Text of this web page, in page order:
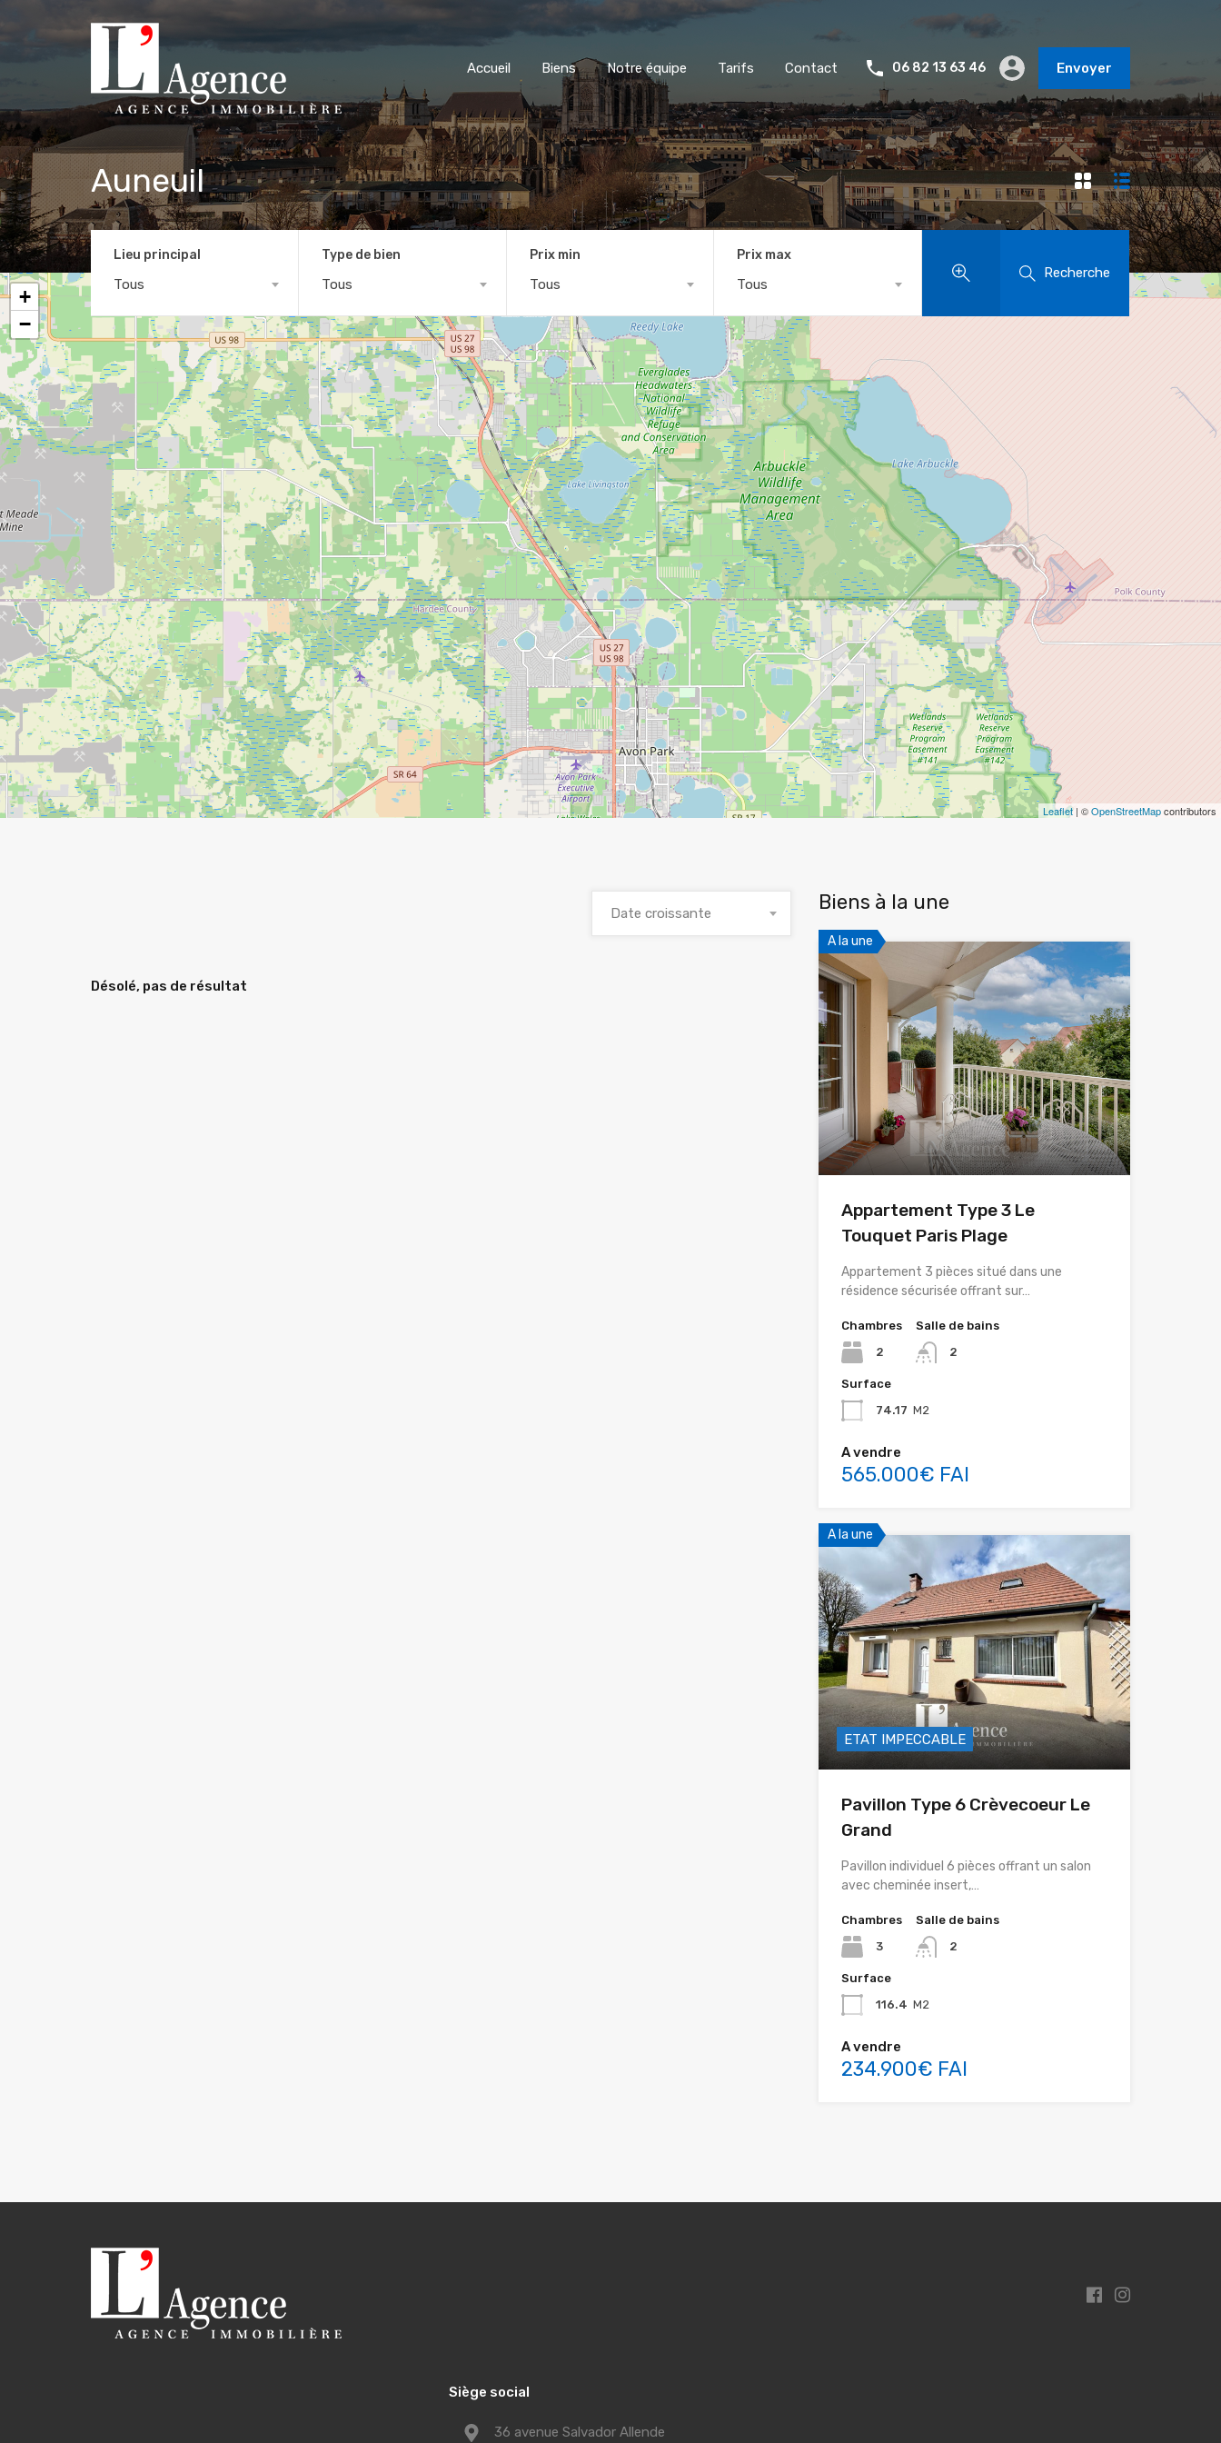
Accueil Biens Notre équipe Tarifs Contact 06 82 13 63 46 Envoyer
Auneuil
Lieu principal
Tous
Type de bien
Tous
Prix min
Tous
Prix max
Tous
Recherche
+
−
Leaflet| ©OpenStreetMapcontributors
Date croissante
Désolé, pas de résultat
Biens à la une
A la une
Appartement Type 3 Le
Touquet Paris Plage
Appartement 3 pièces situé dans une
résidence sécurisée offrant sur…
Chambres
2
Salle de bains
2
Surface
74.17 M2
A vendre
565.000€ FAI
A la une
ETAT IMPECCABLE
Pavillon Type 6 Crèvecoeur Le
Grand
Pavillon individuel 6 pièces offrant un salon
avec cheminée insert,…
Chambres
3
Salle de bains
2
Surface
116.4 M2
A vendre
234.900€ FAI
Siège social
36 avenue Salvador Allende